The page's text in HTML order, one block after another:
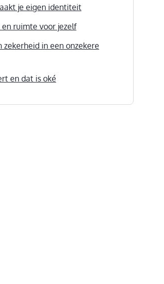
je eigen identiteit
ruimte voor jezelf
zekerheid in een onzekere
en dat is oké